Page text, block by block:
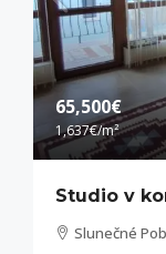
65,500€
1,637€/m²
Studio v
Slunečné